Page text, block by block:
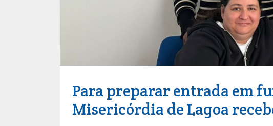
Para preparar entrada em
Misericórdia de Lagoa